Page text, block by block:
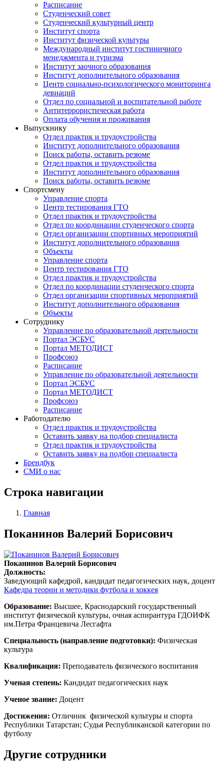
Расписание
Студенческий совет
Студенческий культурный центр
Институт спорта
Институт физической культуры
Международный институт гостиничного
менеджмента и туризма
Институт заочного образования
Институт дополнительного образования
Центр социально-психологического мониторинга
девиаций
Отдел по социальной и воспитательной работе
Антитеррористическая работа
Оплата обучения и проживания
Выпускнику
Отдел практик и трудоустройства
Институт дополнительного образования
Поиск работы, оставить резюме
Отдел практик и трудоустройства
Институт дополнительного образования
Поиск работы, оставить резюме
Спортсмену
Управление спорта
Центр тестирования ГТО
Отдел практик и трудоустройства
Отдел по координации студенческого спорта
Отдел организации спортивных мероприятий
Институт дополнительного образования
Объекты
Управление спорта
Центр тестирования ГТО
Отдел практик и трудоустройства
Отдел по координации студенческого спорта
Отдел организации спортивных мероприятий
Институт дополнительного образования
Объекты
Сотруднику
Управление по образовательной деятельности
Портал ЭСБУС
Портал МЕТОДИСТ
Профсоюз
Расписание
Управление по образовательной деятельности
Портал ЭСБУС
Портал МЕТОДИСТ
Профсоюз
Расписание
Работодателю
Отдел практик и трудоустройства
Оставить заявку на подбор специалиста
Отдел практик и трудоустройства
Оставить заявку на подбор специалиста
Брендбук
СМИ о нас
Строка навигации
Главная
Поканинов Валерий Борисович
Поканинов Валерий Борисович
Должность:
Заведующий кафедрой, кандидат педагогических наук, доцент
Кафедра теории и методики футбола и хоккея
Образование: Высшее, Краснодарский государственный
институт физической культуры, очная аспирантура ГДОИФК
им.Петра Францевича Лесгафта
Специальность (направление подготовки): Физическая
культура
Квалификация: Преподаватель физического воспитания
Ученая степень: Кандидат педагогических наук
Ученое звание: Доцент
Достижения: Отличник физической культуры и спорта
Республики Татарстан; Судья Республиканской категории по
футболу
Другие сотрудники